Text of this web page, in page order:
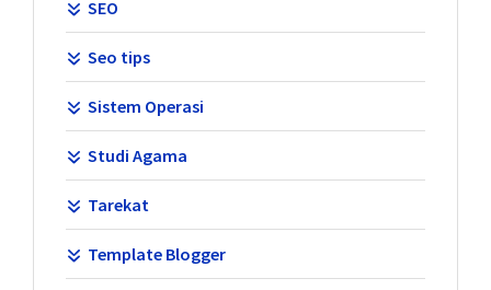
SEO
Seo tips
Sistem Operasi
Studi Agama
Tarekat
Template Blogger